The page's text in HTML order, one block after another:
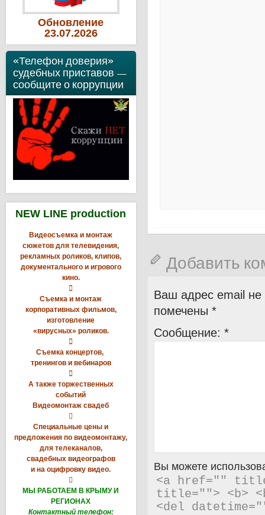
Обновление
23.07.2026
«Телефон доверия»
судебных приставов —
сообщите о коррупции
NEW LINE production
Видеосъемка и монтаж
сюжетов для телевидения,
рекламных роликов, клипов,
документального и игрового
кино.

Съемка и монтаж
корпоративных фильмов,
изготовление
«вирусных» роликов.

Съемка концертов,
тренингов и вебинаров

А также торжественных
событий
Видеомонтаж свадеб

Специальные цены и
предложения по видеомонтажу,
для телеканалов,
свадебных видеографов
и на оцифровку видео.

МЫ РАБОТАЕМ В КРЫМУ И
РЕГИОНАХ
Контактный телефон:
Добавить
Ваш адрес email не
помечены *
Сообщение: *
Вы можете
<a href=""
title=""> <b>
<del